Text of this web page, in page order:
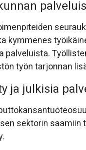
kymmenes
työn tarjonnan
ja julkisia
sektorin saamiin